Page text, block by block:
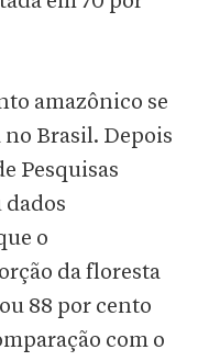
amazônico se
Brasil. Depois
Pesquisas
o
da floresta
88 por cento
com o